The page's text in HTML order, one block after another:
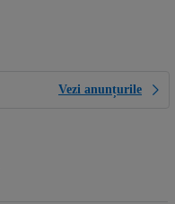
Vezi anunțurile